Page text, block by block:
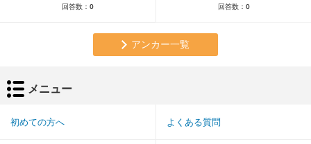
回答数： 0 回答数： 0
アンカー一覧
メニュー
初めての方へ よくある質問